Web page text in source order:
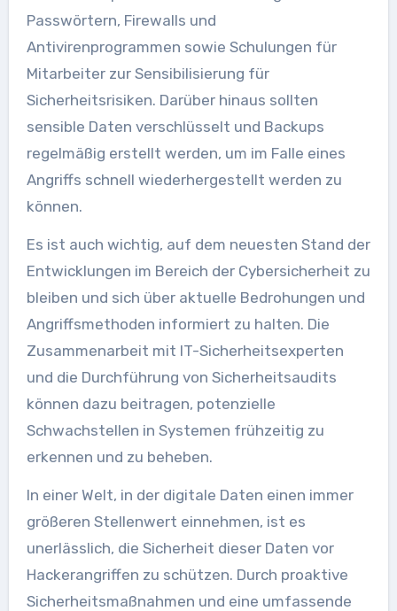
Passwörtern, Firewalls und
Antivirenprogrammen sowie Schulungen für
Mitarbeiter zur Sensibilisierung für
Sicherheitsrisiken. Darüber hinaus sollten
sensible Daten verschlüsselt und Backups
regelmäßig erstellt werden, um im Falle eines
Angriffs schnell wiederhergestellt werden zu
können.
Es ist auch wichtig, auf dem neuesten Stand der
Entwicklungen im Bereich der Cybersicherheit zu
bleiben und sich über aktuelle Bedrohungen und
Angriffsmethoden informiert zu halten. Die
Zusammenarbeit mit IT-Sicherheitsexperten
und die Durchführung von Sicherheitsaudits
können dazu beitragen, potenzielle
Schwachstellen in Systemen frühzeitig zu
erkennen und zu beheben.
In einer Welt, in der digitale Daten einen immer
größeren Stellenwert einnehmen, ist es
unerlässlich, die Sicherheit dieser Daten vor
Hackerangriffen zu schützen. Durch proaktive
Sicherheitsmaßnahmen und eine umfassende